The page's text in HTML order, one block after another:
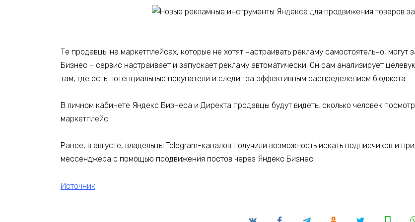
Те продавцы на маркетплейсах, которые не хотят настраивать рекламу самостоятельно,
Бизнес – сервис настраивает и запускает рекламу автоматически. Он сам анализирует
там, где есть потенциальные покупатели и следит за эффективным распределением бюджета.
В личном кабинете Яндекс Бизнеса и Директа продавцы будут видеть, сколько человек
маркетплейс.
Ранее, в августе, владельцы Telegram-каналов получили возможность искать подписчиков и
мессенджера с помощью продвижения постов через Яндекс Бизнес.
Источник